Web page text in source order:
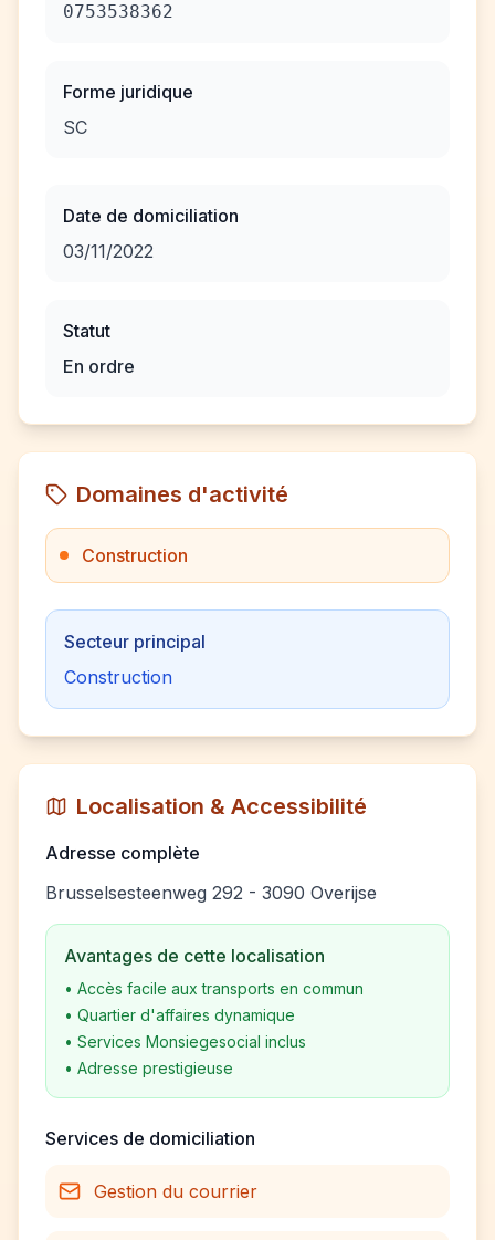
0753538362
Forme juridique
SC
Date de domiciliation
03/11/2022
Statut
En ordre
Domaines d'activité
Construction
Secteur principal
Construction
Localisation & Accessibilité
Adresse complète
Brusselsesteenweg 292 - 3090 Overijse
Avantages de cette localisation
• Accès facile aux transports en commun
• Quartier d'affaires dynamique
• Services Monsiegesocial inclus
• Adresse prestigieuse
Services de domiciliation
Gestion du courrier